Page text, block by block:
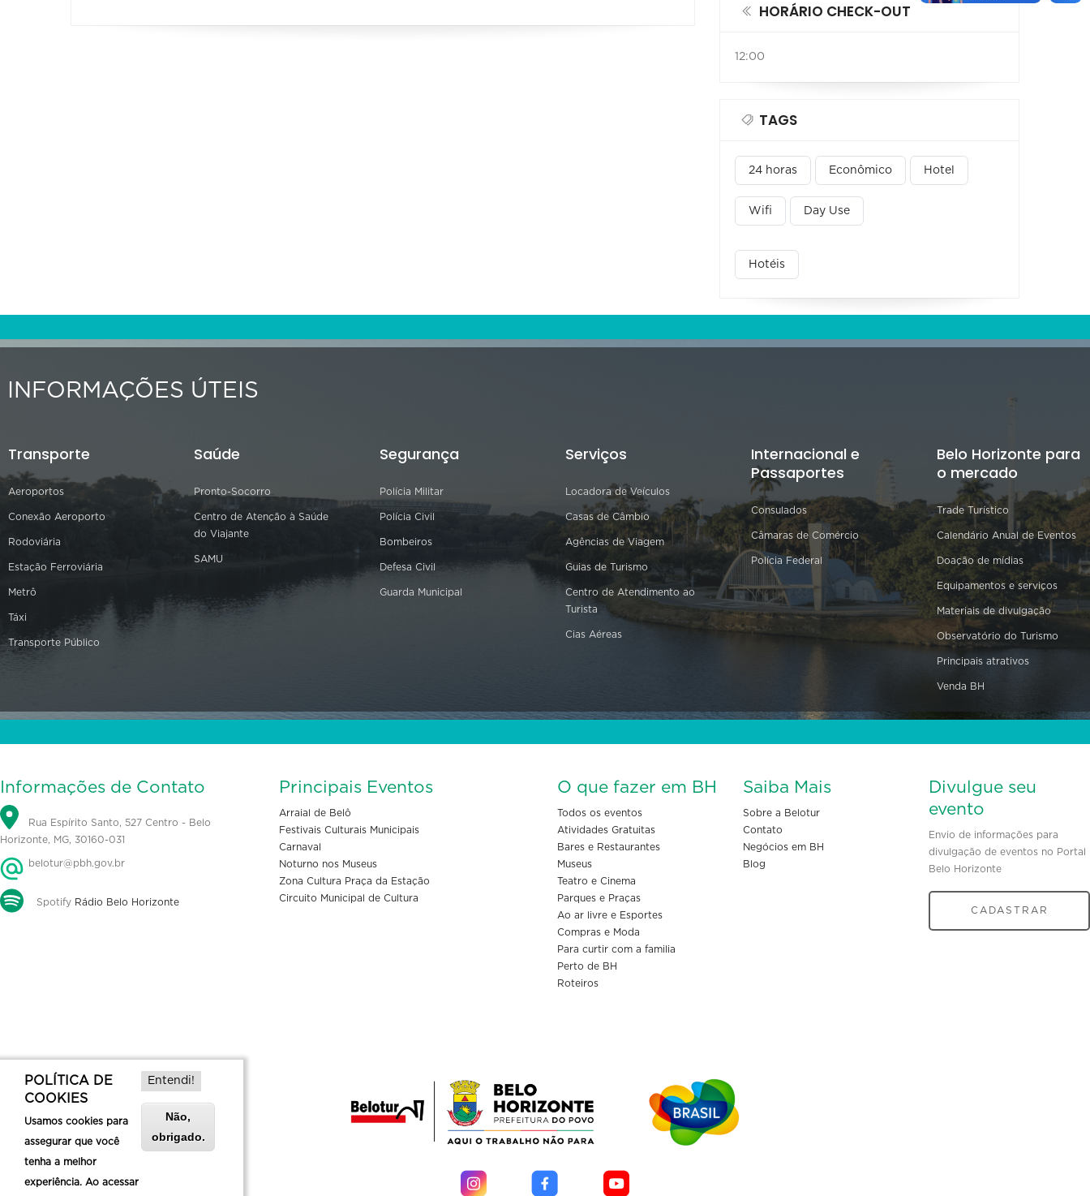
HORÁRIO CHECK-OUT
12:00
TAGS
24 horas Econômico Hotel
Wifi Day Use
Hotéis
INFORMAÇÕES ÚTEIS
Transporte
Aeroportos
Conexão Aeroporto
Rodoviária
Estação Ferroviária
Metrô
Táxi
Transporte Público
Saúde
Pronto-Socorro
Centro de Atenção à Saúde
do Viajante
SAMU
Segurança
Polícia Militar
Polícia Civil
Bombeiros
Defesa Civil
Guarda Municipal
Serviços
Locadora de Veículos
Casas de Câmbio
Agências de Viagem
Guias de Turismo
Centro de Atendimento ao
Turista
Cias Aéreas
Internacional e
Passaportes
Consulados
Câmaras de Comércio
Polícia Federal
Belo Horizonte para
o mercado
Trade Turístico
Calendário Anual de Eventos
Doação de mídias
Equipamentos e serviços
Materiais de divulgação
Observatório do Turismo
Principais atrativos
Venda BH
Informações de Contato
Rua Espírito Santo, 527 Centro - Belo
Horizonte, MG, 30160-031
belotur@pbh.gov.br
Spotify Rádio Belo Horizonte
Principais Eventos
Arraial de Belô
Festivais Culturais Municipais
Carnaval
Noturno nos Museus
Zona Cultura Praça da Estação
Circuito Municipal de Cultura
O que fazer em BH
Todos os eventos
Atividades Gratuitas
Bares e Restaurantes
Museus
Teatro e Cinema
Parques e Praças
Ao ar livre e Esportes
Compras e Moda
Para curtir com a familia
Perto de BH
Roteiros
Saiba Mais
Sobre a Belotur
Contato
Negócios em BH
Blog
Divulgue seu
evento
Envio de informações para
divulgação de eventos no Portal
Belo Horizonte
CADASTRAR
POLÍTICA DE
COOKIES
Usamos cookies para
assegurar que você
tenha a melhor
experiência. Ao acessar
Entendi!
Não,
obrigado.